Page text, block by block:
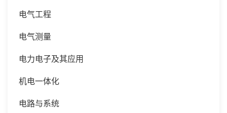
电气工程
电气测量
电力电子及其应用
机电一体化
电路与系统